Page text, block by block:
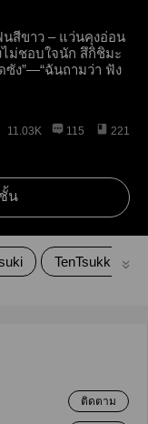
สีขาว – แว่นคุงอ่อน
ไม่ชอบใจนัก สึกิชิมะ
ซัง”—“ฉันถามว่า ฟัง
11.03K 115 221
น
TenTsukki
ติดตาม